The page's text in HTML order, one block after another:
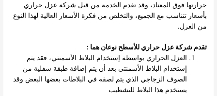
حرارتها فوق المعتاد، وقد تقدم الخدمة من قبل شركة عزل حراري
بأسعار تتناسب مع الجميع، والتخلص من فكرة الأسعار العالية لهذا النوع
من العزل.
تقدم شركة عزل حراري للأسطح نوعان هما :
العزل الحراري بواسطة إستخدام البلاط الأسمنتي، فقد يتم
إستخدام البلاط الأسمنتي بعد أن يتم إضافة طبقة سفلية من
الصوف الزجاجي الذي يتم لصقه في البلاطات بعضها البعض وقد
يستخدم هذا البلاط للتشطيب